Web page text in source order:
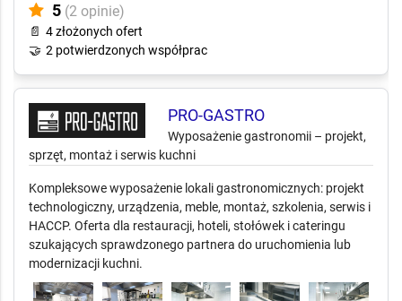
5 (2 opinie)
📄 4 złożonych ofert
🤝 2 potwierdzonych współprac
PRO-GASTRO
Wyposażenie gastronomii – projekt,
sprzęt, montaż i serwis kuchni
Kompleksowe wyposażenie lokali gastronomicznych: projekt
technologiczny, urządzenia, meble, montaż, szkolenia, serwis i
HACCP. Oferta dla restauracji, hoteli, stołówek i cateringu
szukających sprawdzonego partnera do uruchomienia lub
modernizacji kuchni.